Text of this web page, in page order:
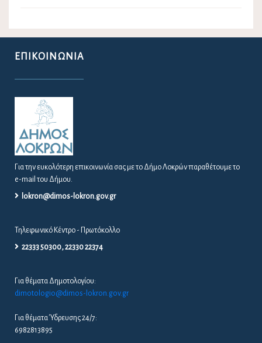
ΕΠΙΚΟΙΝΩΝΊΑ
Για την ευκολότερη επικοινωνία σας με το Δήμο Λοκρών παραθέτουμε το
e-mail του Δήμου.
lokron@dimos-lokron.gov.gr
Τηλεφωνικό Κέντρο - Πρωτόκολλο
22333 50300, 22330 22374
Για θέματα Δημοτολογίου:
dimotologio@dimos-lokron.gov.gr
Για θέματα Ύδρευσης 24/7:
6982813895